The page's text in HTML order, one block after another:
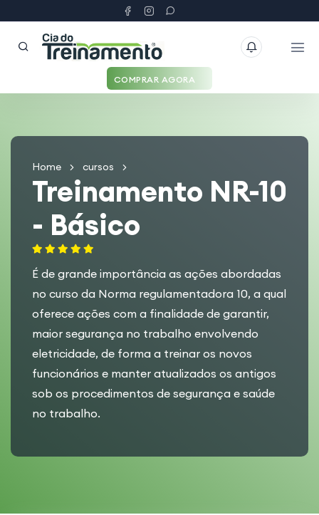
COMPRAR AGORA
Home cursos
Treinamento NR-10
- Básico
É de grande importância as ações abordadas
no curso da Norma regulamentadora 10, a qual
oferece ações com a finalidade de garantir,
maior segurança no trabalho envolvendo
eletricidade, de forma a treinar os novos
funcionários e manter atualizados os antigos
sob os procedimentos de segurança e saúde
no trabalho.